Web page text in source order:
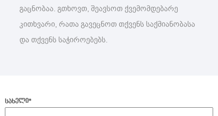
გაცნობაა. გთხოვთ, შეავსოთ ქვემომდებარე
კითხვარი, რათა გავეცნოთ თქვენს საქმიანობასა
და თქვენს საჭიროებებს.
სახელი*